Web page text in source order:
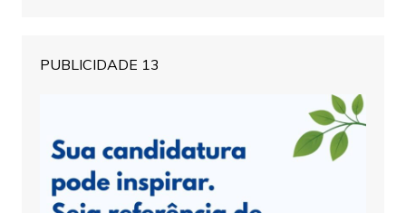
PUBLICIDADE 13